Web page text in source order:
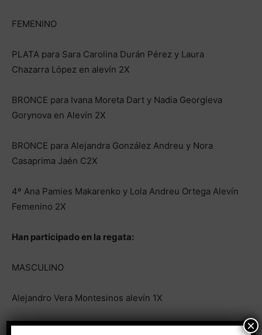
FEMENINO
PLATA para Sara Carolina Durán Pérez y Laura
Chazarra López en alevín 2X
BRONCE para Ivana Moreta Dart y Nadia Georgieva
Gorynova en Alevín 2X
BRONCE para Alejandra González Andreu y Nora
Casaprima Jaén C2X
4º Ana Pamies Makarenko y Lola Andreu Ortega Alevín
Femenino 2X
Han participado en la regata:
MASCULINO
Alejandro Vera Montesinos alevín 1X
Guillermo Navos Rabasco y Mauro Fuentes Ugarte
×